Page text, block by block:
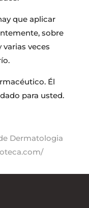
que aplicar
sobre
veces
Él
para usted.
Dermatologia